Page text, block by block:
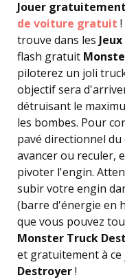
Jouer gratuitement
de voiture gratuit !
trouve dans les
flash gratuit
piloterez un joli
objectif sera
détruisant le
les bombes. Pour
pavé directionnel
avancer ou reculer,
pivoter l'engin.
subir votre engin
(barre d'énergie en
que vous pouvez
Monster Truck
et gratuitement à
Destroyer!